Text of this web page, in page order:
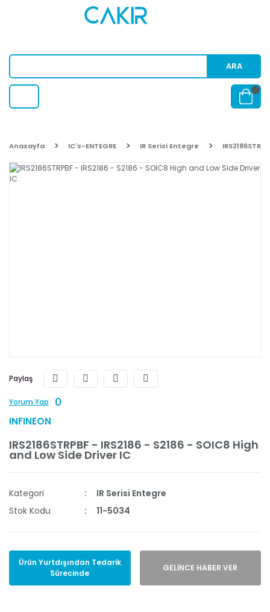
ARA
Anasayfa IC's-ENTEGRE IR Serisi Entegre
Paylaş
Yorum Yap 0
INFINEON
IRS2186STRPBF - IRS2186 - S2186 - SOIC8 High
and Low Side Driver IC
Kategori
IR Serisi Entegre
Stok Kodu
11-5034
Ürün Yurtdışından Tedarik
Sürecinde
GELİNCE HABER VER